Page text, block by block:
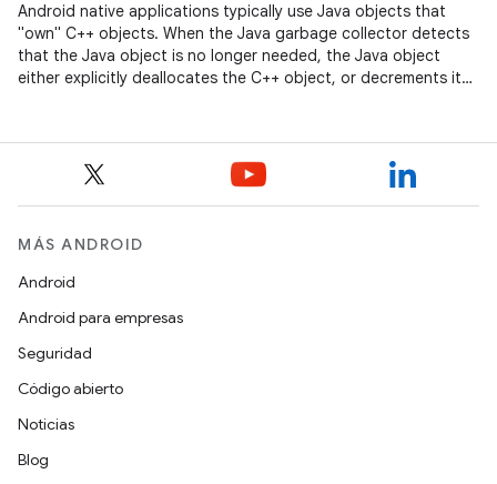
Android native applications typically use Java objects that
"own" C++ objects. When the Java garbage collector detects
that the Java object is no longer needed, the Java object
either explicitly deallocates the C++ object, or decrements its
MÁS ANDROID
Android
Android para empresas
Seguridad
Código abierto
Noticias
Blog